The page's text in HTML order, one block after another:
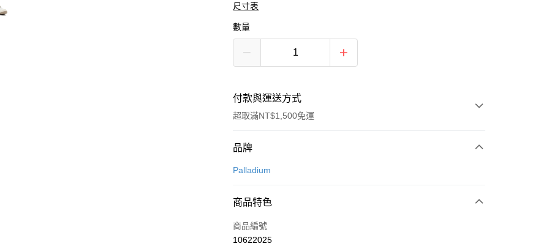
US12（30cm）
尺寸表
數量
付款與運送方式
超取滿NT$1,500免運
付款方式
信用卡一次付款
合作金庫商業銀行
華南商業銀行
LINE Pay
品牌
Palladium
商品特色
商品編號
10622025